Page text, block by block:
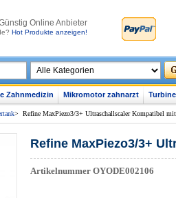
Online Anbieter
Hot Produkte anzeigen!
Zahnmedizin Mikromotor zahnarzt
> Refine MaxPiezo3/3+ Ultraschallscaler Kompatibel
Refine MaxPiezo3/3+
Artikelnummer OYODE002106